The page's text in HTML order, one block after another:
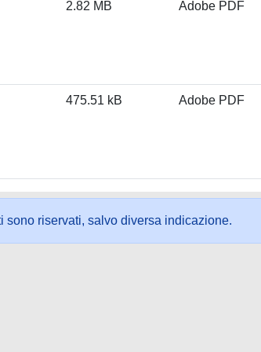
2.82 MB Adobe PDF
475.51 kB Adobe PDF
sono riservati, salvo diversa indicazione.